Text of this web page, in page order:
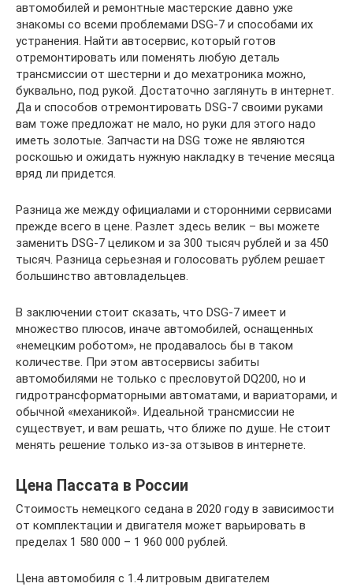
автомобилей и ремонтные мастерские давно уже
знакомы со всеми проблемами DSG-7 и способами их
устранения. Найти автосервис, который готов
отремонтировать или поменять любую деталь
трансмиссии от шестерни и до мехатроника можно,
буквально, под рукой. Достаточно заглянуть в интернет.
Да и способов отремонтировать DSG-7 своими руками
вам тоже предложат не мало, но руки для этого надо
иметь золотые. Запчасти на DSG тоже не являются
роскошью и ожидать нужную накладку в течение месяца
вряд ли придется.
Разница же между официалами и сторонними сервисами
прежде всего в цене. Разлет здесь велик – вы можете
заменить DSG-7 целиком и за 300 тысяч рублей и за 450
тысяч. Разница серьезная и голосовать рублем решает
большинство автовладельцев.
В заключении стоит сказать, что DSG-7 имеет и
множество плюсов, иначе автомобилей, оснащенных
«немецким роботом», не продавалось бы в таком
количестве. При этом автосервисы забиты
автомобилями не только с пресловутой DQ200, но и
гидротрансформаторными автоматами, и вариаторами, и
обычной «механикой». Идеальной трансмиссии не
существует, и вам решать, что ближе по душе. Не стоит
менять решение только из-за отзывов в интернете.
Цена Пассата в России
Стоимость немецкого седана в 2020 году в зависимости
от комплектации и двигателя может варьировать в
пределах 1 580 000 – 1 960 000 рублей.
Цена автомобиля с 1.4 литровым двигателем